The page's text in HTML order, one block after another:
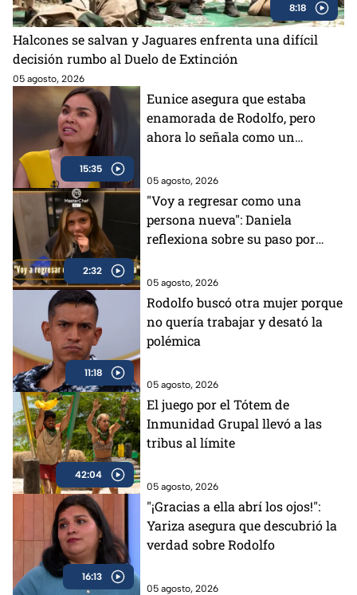
8:18
Halcones se salvan y Jaguares enfrenta una difícil
decisión rumbo al Duelo de Extinción
05 agosto, 2026
15:35
Eunice asegura que estaba
enamorada de Rodolfo, pero
ahora lo señala como un
05 agosto, 2026
2:32
"Voy a regresar como una
persona nueva": Daniela
reflexiona sobre su paso por
05 agosto, 2026
11:18
Rodolfo buscó otra mujer porque
no quería trabajar y desató la
polémica
05 agosto, 2026
42:04
El juego por el Tótem de
Inmunidad Grupal llevó a las
tribus al límite
05 agosto, 2026
16:13
"¡Gracias a ella abrí los ojos!":
Yariza asegura que descubrió la
verdad sobre Rodolfo
05 agosto, 2026